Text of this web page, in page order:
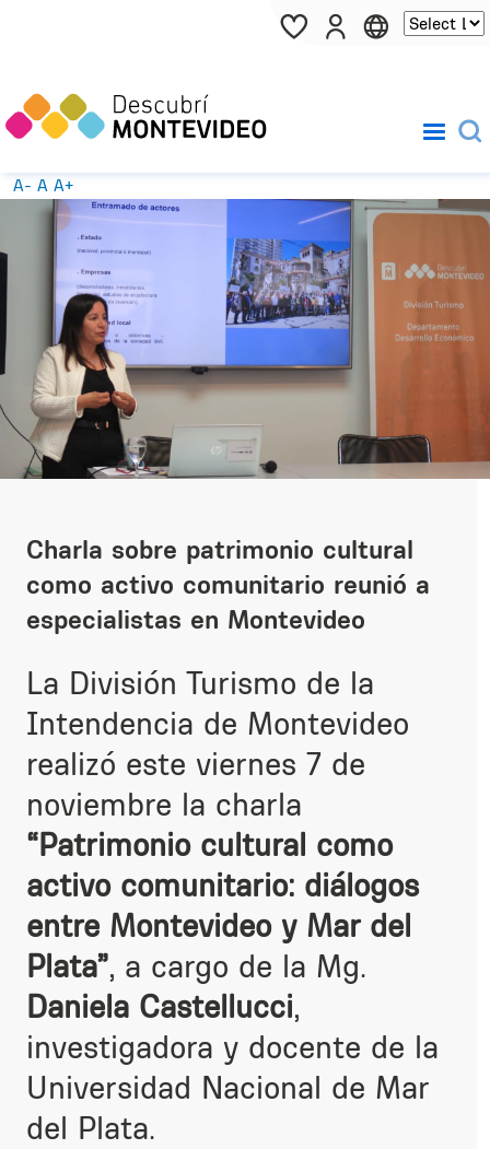
Pasar al contenido principal
A- A A+
Charla sobre patrimonio cultural
como activo comunitario reunió a
especialistas en Montevideo
La División Turismo de la
Intendencia de Montevideo
realizó este viernes 7 de
noviembre la charla
“Patrimonio cultural como
activo comunitario: diálogos
entre Montevideo y Mar del
Plata”, a cargo de la Mg.
Daniela Castellucci,
investigadora y docente de la
Universidad Nacional de Mar
del Plata.